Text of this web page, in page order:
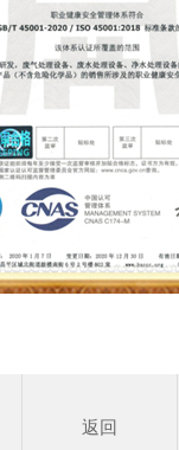
返回